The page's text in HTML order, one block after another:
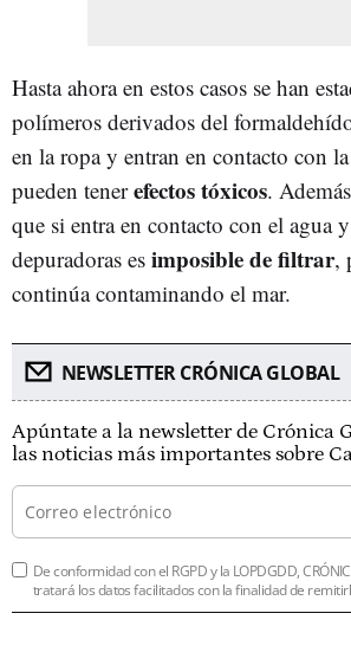
Hasta ahora en estos casos se han
polímeros derivados del
en la ropa y entran en contacto con
pueden tenerefectos tóxicos.
que si entra en contacto con el agua
depuradoras es imposible de filtrar,
continúa contaminando el mar.
NEWSLETTER CRÓNICA GLOBAL
Apúntate a la newsletter de Crónica
las noticias más importantes sobre
De conformidad con el RGPD y la LOPDGDD,
tratará los datos facilitados con la finalidad de